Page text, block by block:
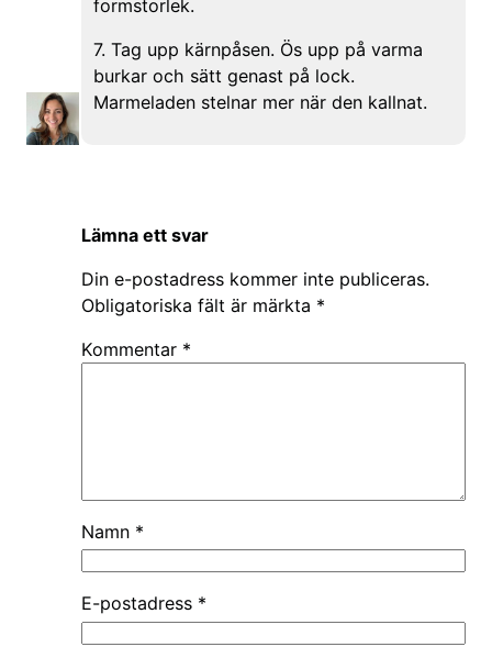
formstorlek.
7. Tag upp kärnpåsen. Ös upp på varma
burkar och sätt genast på lock.
Marmeladen stelnar mer när den kallnat.
Lämna ett svar
Din e-postadress kommer inte publiceras.
Obligatoriska fält är märkta *
Kommentar *
Namn *
E-postadress *